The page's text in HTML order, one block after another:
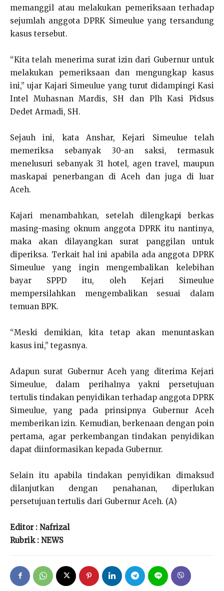
memanggil atau melakukan pemeriksaan terhadap
sejumlah anggota DPRK Simeulue yang tersandung
kasus tersebut.
“Kita telah menerima surat izin dari Gubernur untuk
melakukan pemeriksaan dan mengungkap kasus
ini,” ujar Kajari Simeulue yang turut didampingi Kasi
Intel Muhasnan Mardis, SH dan Plh Kasi Pidsus
Dedet Armadi, SH.
Sejauh ini, kata Anshar, Kejari Simeulue telah
memeriksa sebanyak 30-an saksi, termasuk
menelusuri sebanyak 31 hotel, agen travel, maupun
maskapai penerbangan di Aceh dan juga di luar
Aceh.
Kajari menambahkan, setelah dilengkapi berkas
masing-masing oknum anggota DPRK itu nantinya,
maka akan dilayangkan surat panggilan untuk
diperiksa. Terkait hal ini apabila ada anggota DPRK
Simeulue yang ingin mengembalikan kelebihan
bayar SPPD itu, oleh Kejari Simeulue
mempersilahkan mengembalikan sesuai dalam
temuan BPK.
“Meski demikian, kita tetap akan menuntaskan
kasus ini,” tegasnya.
Adapun surat Gubernur Aceh yang diterima Kejari
Simeulue, dalam perihalnya yakni persetujuan
tertulis tindakan penyidikan terhadap anggota DPRK
Simeulue, yang pada prinsipnya Gubernur Aceh
memberikan izin. Kemudian, berkenaan dengan poin
pertama, agar perkembangan tindakan penyidikan
dapat diinformasikan kepada Gubernur.
Selain itu apabila tindakan penyidikan dimaksud
dilanjutkan dengan penahanan, diperlukan
persetujuan tertulis dari Gubernur Aceh. (A)
Editor : Nafrizal
Rubrik : NEWS